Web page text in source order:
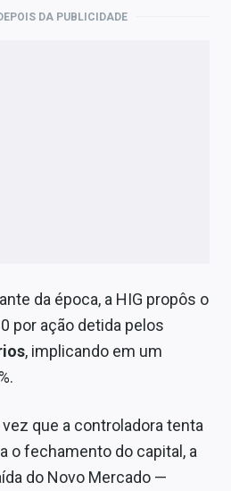
DA PUBLICIDADE
da época, a HIG propôs o
por ação detida pelos
, implicando em um
que a controladora tenta
o fechamento do capital, a
do Novo Mercado —